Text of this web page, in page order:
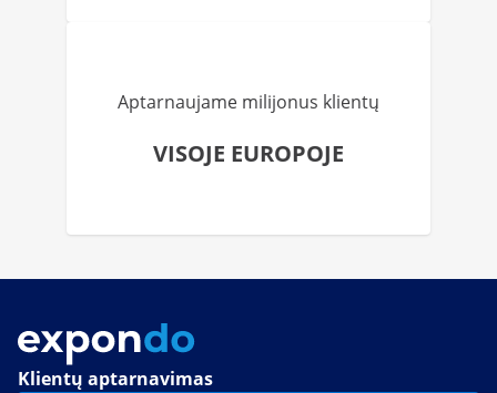
Aptarnaujame milijonus klientų
VISOJE EUROPOJE
Klientų aptarnavimas